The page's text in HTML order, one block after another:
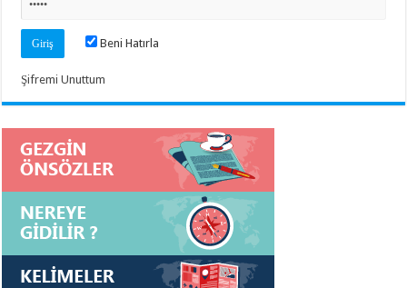
Beni Hatırla
Şifremi Unuttum